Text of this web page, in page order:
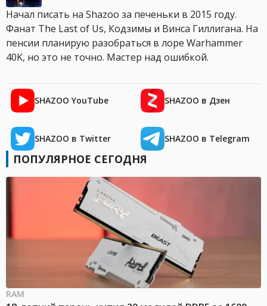
Начал писать на Shazoo за печеньки в 2015 году.
Фанат The Last of Us, Кодзимы и Винса Гиллигана. На
пенсии планирую разобраться в лоре Warhammer
40K, но это не точно. Мастер над ошибкой.
SHAZOO YouTube SHAZOO в Дзен
SHAZOO в Twitter SHAZOO в Telegram
ПОПУЛЯРНОЕ СЕГОДНЯ
RAM